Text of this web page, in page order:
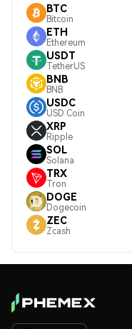
BTC
Bitcoin
ETH
Ethereum
USDT
TetherUS
BNB
BNB
USDC
USD Coin
XRP
Ripple
SOL
Solana
TRX
Tron
DOGE
Dogecoin
ZEC
Zcash